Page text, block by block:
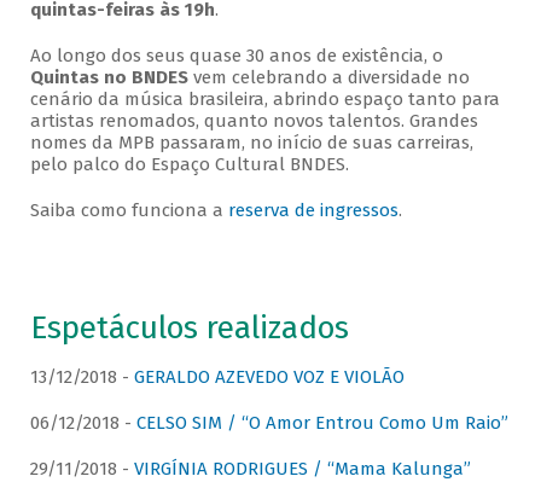
quintas-feiras às 19h.
Ao longo dos seus quase 30 anos de existência, o
Quintas no BNDESvem celebrando a diversidade no
cenário da música brasileira, abrindo espaço tanto para
artistas renomados, quanto novos talentos. Grandes
nomes da MPB passaram, no início de suas carreiras,
pelo palco do Espaço Cultural BNDES.
Saiba como funciona a reserva de ingressos.
Espetáculos realizados
13/12/2018 - GERALDO AZEVEDO VOZ E VIOLÃO
06/12/2018 - CELSO SIM / “O Amor Entrou Como Um Raio”
29/11/2018 - VIRGÍNIA RODRIGUES / “Mama Kalunga”